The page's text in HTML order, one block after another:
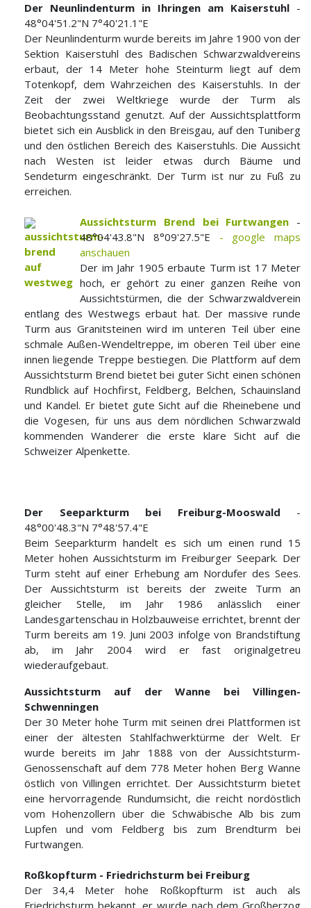
Der Neunlindenturm in Ihringen am Kaiserstuhl -
48°04'51.2"N 7°40'21.1"E
Der Neunlindenturm wurde bereits im Jahre 1900 von der
Sektion Kaiserstuhl des Badischen Schwarzwaldvereins
erbaut, der 14 Meter hohe Steinturm liegt auf dem
Totenkopf, dem Wahrzeichen des Kaiserstuhls. In der
Zeit der zwei Weltkriege wurde der Turm als
Beobachtungsstand genutzt. Auf der Aussichtsplattform
bietet sich ein Ausblick in den Breisgau, auf den Tuniberg
und den östlichen Bereich des Kaiserstuhls. Die Aussicht
nach Westen ist leider etwas durch Bäume und
Sendeturm eingeschränkt. Der Turm ist nur zu Fuß zu
erreichen.
Aussichtsturm Brend bei Furtwangen -
48°04'43.8"N 8°09'27.5"E - google maps
anschauen
Der im Jahr 1905 erbaute Turm ist 17 Meter
hoch, er gehört zu einer ganzen Reihe von
Aussichtstürmen, die der Schwarzwaldverein
entlang des Westwegs erbaut hat. Der massive runde
Turm aus Granitsteinen wird im unteren Teil über eine
schmale Außen-Wendeltreppe, im oberen Teil über eine
innen liegende Treppe bestiegen. Die Plattform auf dem
Aussichtsturm Brend bietet bei guter Sicht einen schönen
Rundblick auf Hochfirst, Feldberg, Belchen, Schauinsland
und Kandel. Er bietet gute Sicht auf die Rheinebene und
die Vogesen, für uns aus dem nördlichen Schwarzwald
kommenden Wanderer die erste klare Sicht auf die
Schweizer Alpenkette.
Der Seeparkturm bei Freiburg-Mooswald -
48°00'48.3"N 7°48'57.4"E
Beim Seeparkturm handelt es sich um einen rund 15
Meter hohen Aussichtsturm im Freiburger Seepark. Der
Turm steht auf einer Erhebung am Nordufer des Sees.
Der Aussichtsturm ist bereits der zweite Turm an
gleicher Stelle, im Jahr 1986 anlässlich einer
Landesgartenschau in Holzbauweise errichtet, brennt der
Turm bereits am 19. Juni 2003 infolge von Brandstiftung
ab, im Jahr 2004 wird er fast originalgetreu
wiederaufgebaut.
Aussichtsturm auf der Wanne bei Villingen-
Schwenningen
Der 30 Meter hohe Turm mit seinen drei Plattformen ist
einer der ältesten Stahlfachwerktürme der Welt. Er
wurde bereits im Jahr 1888 von der Aussichtsturm-
Genossenschaft auf dem 778 Meter hohen Berg Wanne
östlich von Villingen errichtet. Der Aussichtsturm bietet
eine hervorragende Rundumsicht, die reicht nordöstlich
vom Hohenzollern über die Schwäbische Alb bis zum
Lupfen und vom Feldberg bis zum Brendturm bei
Furtwangen.
Roßkopfturm - Friedrichsturm bei Freiburg
Der 34,4 Meter hohe Roßkopfturm ist auch als